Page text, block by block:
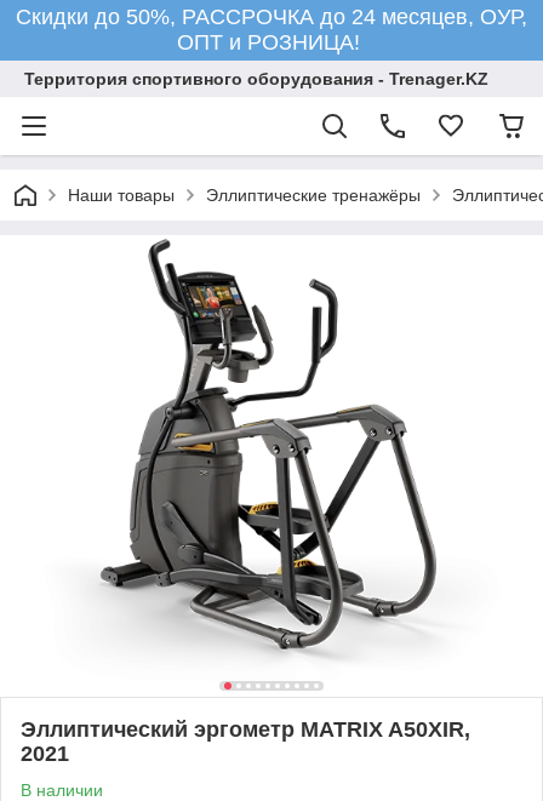
Скидки до 50%, РАССРОЧКА до 24 месяцев, ОУР,
ОПТ и РОЗНИЦА!
Территория спортивного оборудования - Trenager.KZ
Наши товары Эллиптические тренажёры
Эллиптический эргометр MATRIX A50XIR,
2021
В наличии